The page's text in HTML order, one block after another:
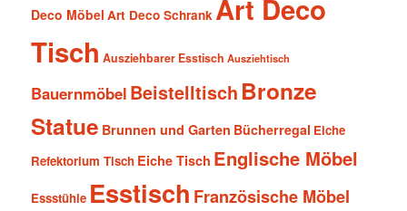
Deco Möbel Art Deco Schrank Art Deco
Tisch Ausziehbarer Esstisch Ausziehtisch
Bauernmöbel Beistelltisch Bronze
Statue Brunnen und Garten Bücherregal Eiche
Refektorium Tisch Eiche Tisch Englische Möbel
Essstühle Esstisch Französische Möbel